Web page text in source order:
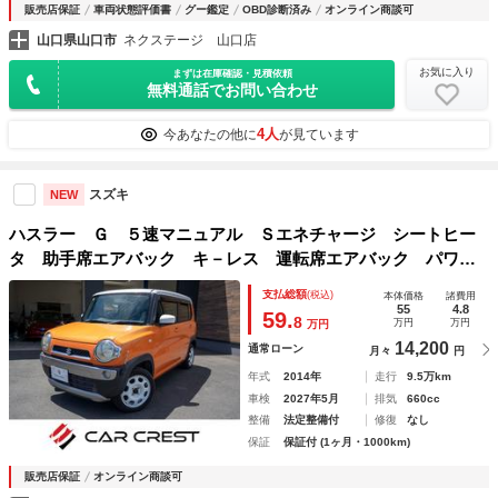
販売店保証 車両状態評価書 グー鑑定 OBD診断済み オンライン商談可
山口県山口市 ネクステージ 山口店
まずは在庫確認・見積依頼
無料通話でお問い合わせ
お気に入り
今あなたの他に4人が見ています
NEW スズキ
ハスラー Ｇ ５速マニュアル Ｓエネチャージ シートヒー
タ 助手席エアバック キ－レス 運転席エアバック パワー
ウィンドウ フルフラット セキュリティー 電格ドアミラ
ー 衝突安全ボディ パワーステアリング ＡＢＳ
支払総額(税込)
59.8 万円
本体価格
55
万円
諸費用
4.8
万円
通常ローン 月々 14,200 円
年式 2014年 走行
9.5万km
車検
2027年5月 排気
660cc
整備
法定整備付 修復
なし
保証
保証付 (1ヶ月・1000km)
販売店保証 オンライン商談可